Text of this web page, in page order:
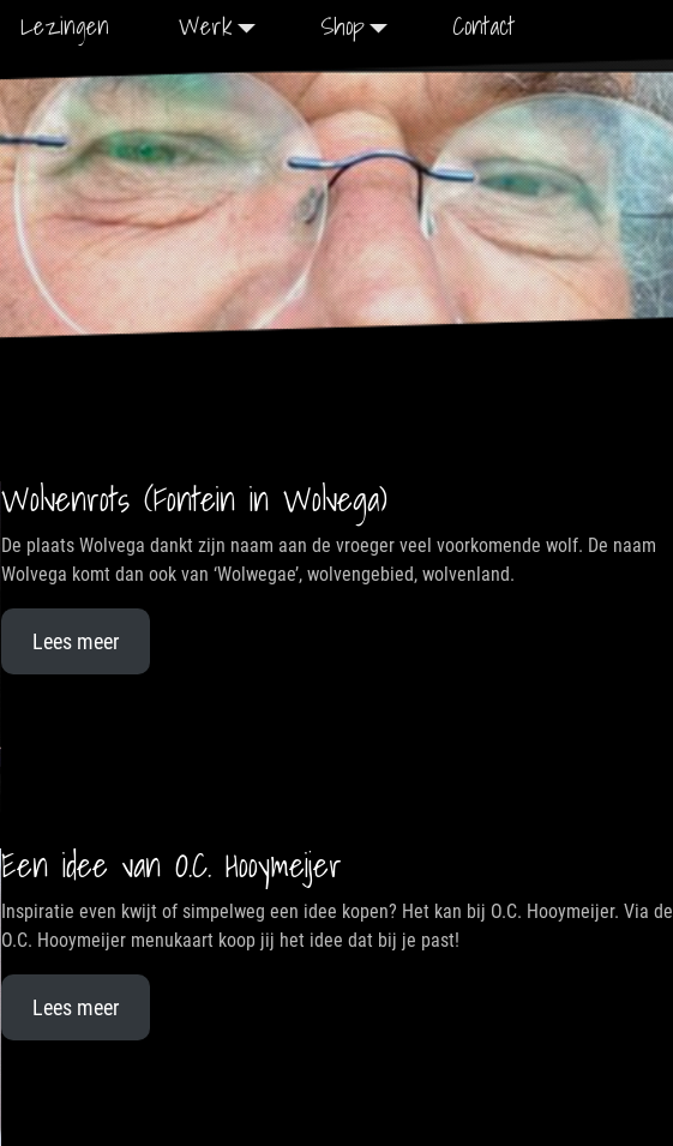
Lezingen Werk Shop Contact
Wolvenrots (Fontein in Wolvega)
De plaats Wolvega dankt zijn naam aan de vroeger veel voorkomende wolf. De naam
Wolvega komt dan ook van ‘Wolwegae’, wolvengebied, wolvenland.
Lees meer
Een idee van O.C. Hooymeijer
Inspiratie even kwijt of simpelweg een idee kopen? Het kan bij O.C. Hooymeijer. Via de
O.C. Hooymeijer menukaart koop jij het idee dat bij je past!
Lees meer